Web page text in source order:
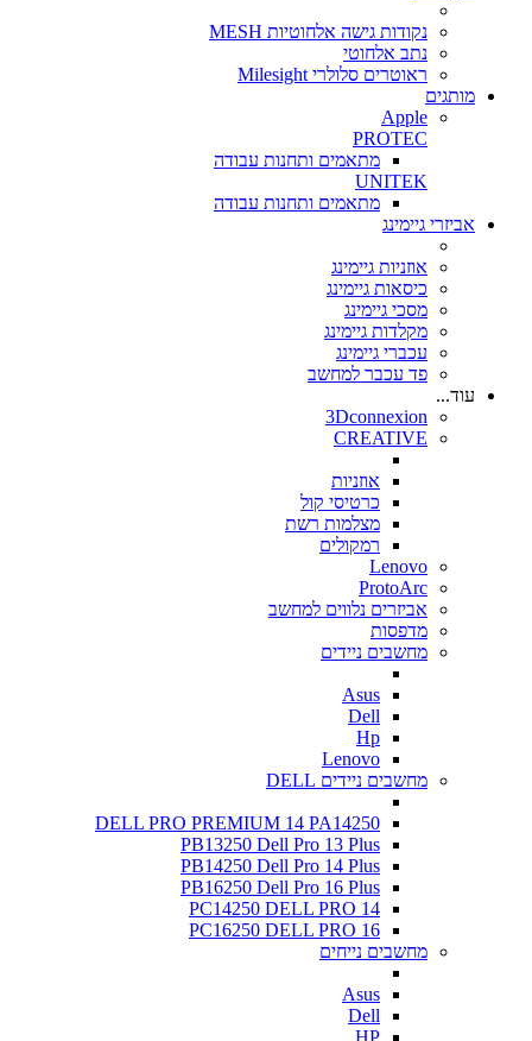
נקודות גישה אלחוטיות MESH
נתב אלחוטי
ראוטרים סלולרי Milesight
מותגים
Apple
PROTEC
מתאמים ותחנות עבודה
UNITEK
מתאמים ותחנות עבודה
אביזרי גיימינג
אוזניות גיימינג
כיסאות גיימינג
מסכי גיימינג
מקלדות גיימינג
עכברי גיימינג
פד עכבר למחשב
עוד...
3Dconnexion
CREATIVE
אוזניות
כרטיסי קול
מצלמות רשת
רמקולים
Lenovo
ProtoArc
אביזרים נלווים למחשב
מדפסות
מחשבים ניידים
Asus
Dell
Hp
Lenovo
מחשבים ניידים DELL
DELL PRO PREMIUM 14 PA14250
PB13250 Dell Pro 13 Plus
PB14250 Dell Pro 14 Plus
PB16250 Dell Pro 16 Plus
PC14250 DELL PRO 14
PC16250 DELL PRO 16
מחשבים נייחים
Asus
Dell
HP